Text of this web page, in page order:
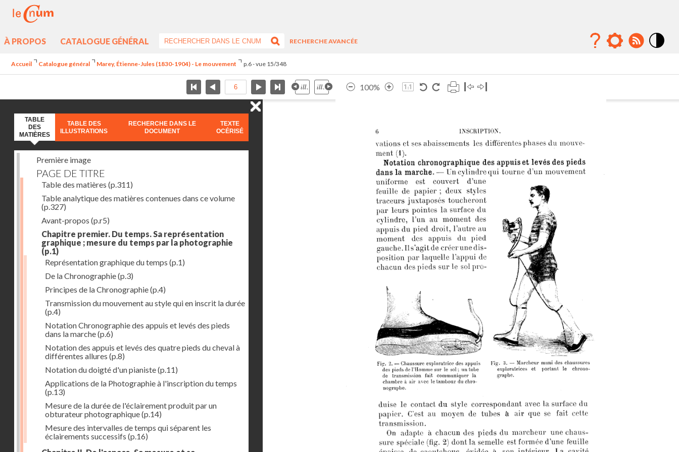
À PROPOS CATALOGUE GÉNÉRAL
RECHERCHE AVANCÉE
Accueil Catalogue général Marey, Étienne-Jules (1830-1904) - Le mouvement p.6 - vue 15/348
100%
TABLE
DES
MATIÈRES
TABLE DES
ILLUSTRATIONS
RECHERCHE DANS LE
DOCUMENT
TEXTE
OCÉRISÉ
Première image
PAGE DE TITRE
Table des matières (p.311)
Table analytique des matières contenues dans ce volume
(p.327)
Avant-propos (p.r5)
Chapitre premier. Du temps. Sa représentation
graphique ; mesure du temps par la photographie
(p.1)
Représentation graphique du temps (p.1)
De la Chronographie(p.3)
Principes de la Chronographie(p.4)
Transmission du mouvement au style qui en inscrit la durée
(p.4)
Notation Chronographie des appuis et levés des pieds
dans la marche(p.6)
Notation des appuis et levés des quatre pieds du cheval à
différentes allures (p.8)
Notation du doigté d'un pianiste(p.11)
Applications de la Photographie à l'inscription du temps
(p.13)
Mesure de la durée de l'éclairement produit par un
obturateur photographique(p.14)
Mesure des intervalles de temps qui séparent les
éclairements successifs (p.16)